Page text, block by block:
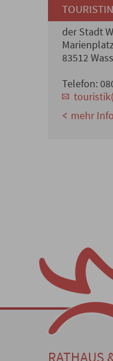
der Stadt
83512
Telefon:
mehr
RATHAUS